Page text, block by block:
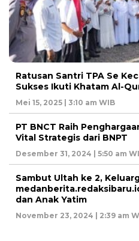
Ratusan Santri TPA Se
Sukses Ikuti Khatam Al-
Mei 15, 2025 | 3:10 am WIB
PT BNCT Raih
Vital Strategis dari BNPT
Desember 31, 2024 | 5:50 am
Sambut Ultah ke 2,
dan Anak Yatim
November 23, 2024 | 2:39 am